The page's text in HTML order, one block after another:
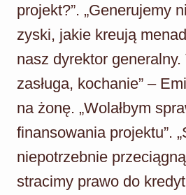
projekt?”. „Generujemy
zyski, jakie kreują
nasz dyrektor generalny.
zasługa, kochanie” –
na żonę. „Wolałbym
finansowania projektu”.
niepotrzebnie
stracimy prawo do